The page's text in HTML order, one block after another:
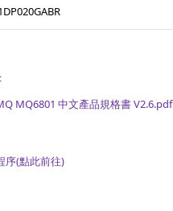
MQ6801 中文產品規格書 V2.6.pdf
序(點此前往)